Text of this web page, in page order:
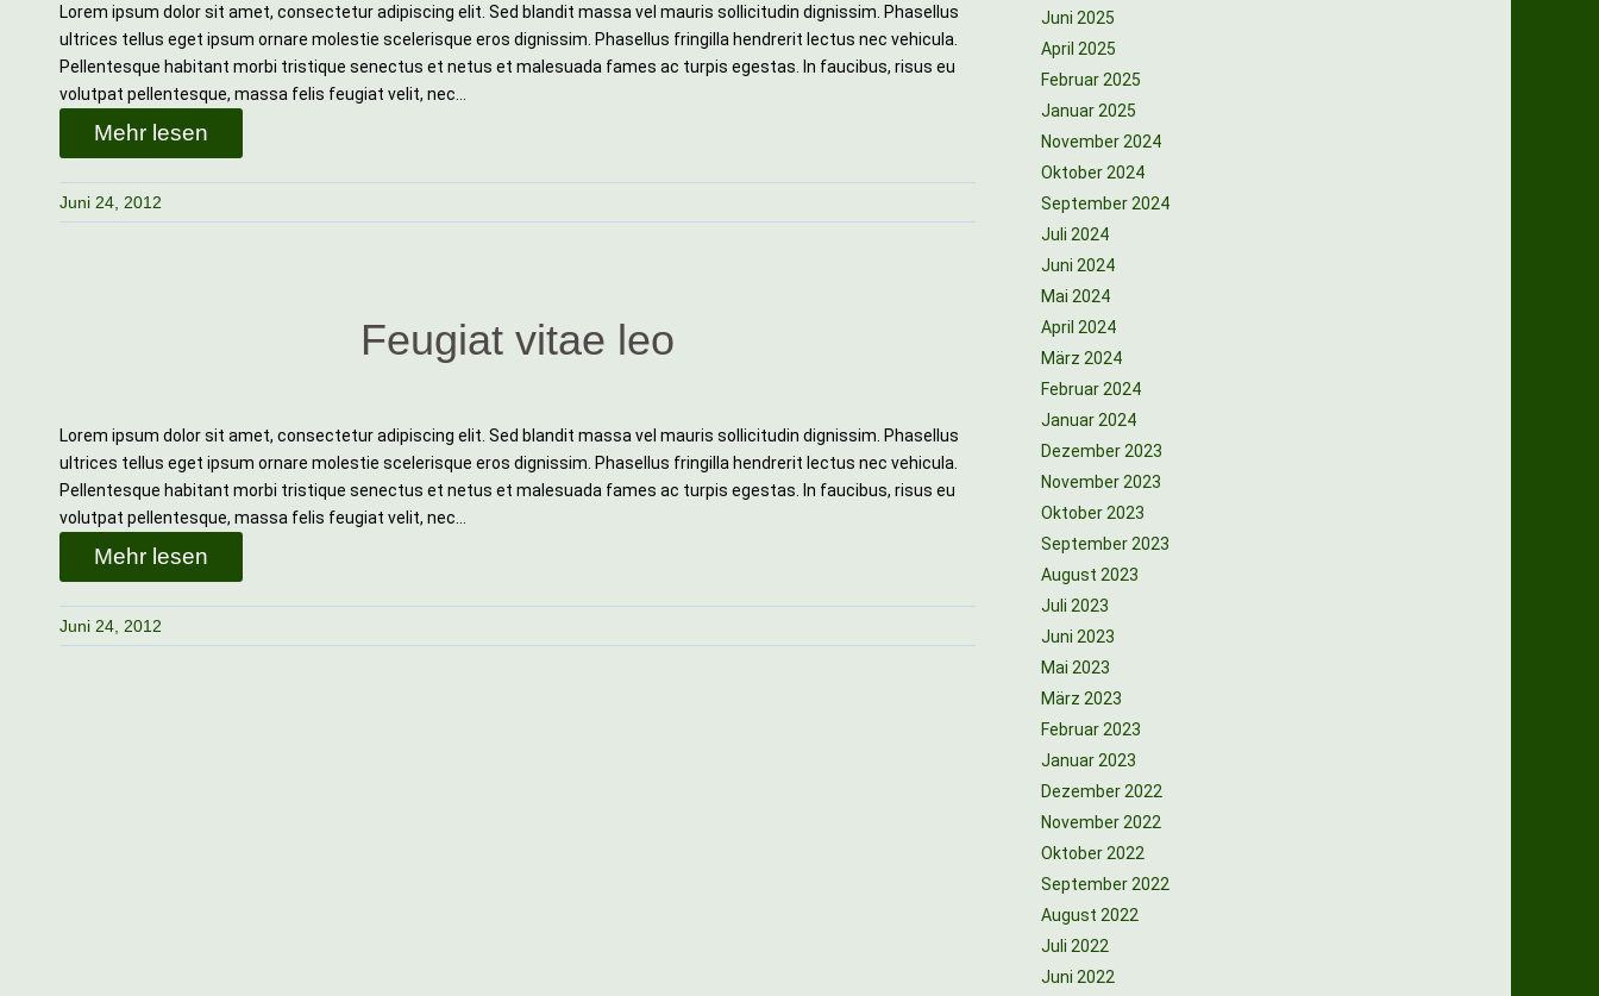
Lorem ipsum dolor sit amet, consectetur adipiscing elit. Sed blandit massa vel mauris sollicitudin dignissim. Phasellus
ultrices tellus eget ipsum ornare molestie scelerisque eros dignissim. Phasellus fringilla hendrerit lectus nec vehicula.
Pellentesque habitant morbi tristique senectus et netus et malesuada fames ac turpis egestas. In faucibus, risus eu
volutpat pellentesque, massa felis feugiat velit, nec…
Mehr lesen
Juni 24, 2012
Feugiat vitae leo
Lorem ipsum dolor sit amet, consectetur adipiscing elit. Sed blandit massa vel mauris sollicitudin dignissim. Phasellus
ultrices tellus eget ipsum ornare molestie scelerisque eros dignissim. Phasellus fringilla hendrerit lectus nec vehicula.
Pellentesque habitant morbi tristique senectus et netus et malesuada fames ac turpis egestas. In faucibus, risus eu
volutpat pellentesque, massa felis feugiat velit, nec…
Mehr lesen
Juni 24, 2012
Juni 2025
April 2025
Februar 2025
Januar 2025
November 2024
Oktober 2024
September 2024
Juli 2024
Juni 2024
Mai 2024
April 2024
März 2024
Februar 2024
Januar 2024
Dezember 2023
November 2023
Oktober 2023
September 2023
August 2023
Juli 2023
Juni 2023
Mai 2023
März 2023
Februar 2023
Januar 2023
Dezember 2022
November 2022
Oktober 2022
September 2022
August 2022
Juli 2022
Juni 2022